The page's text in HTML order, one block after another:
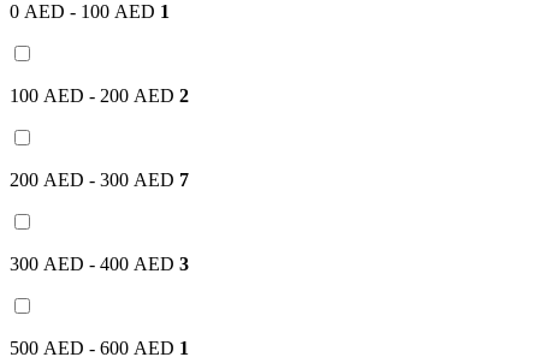
0 AED - 100 AED 1
100 AED - 200 AED 2
200 AED - 300 AED 7
300 AED - 400 AED 3
500 AED - 600 AED 1